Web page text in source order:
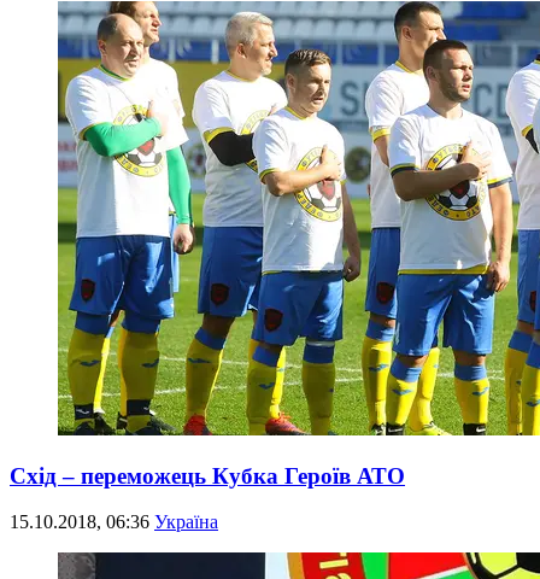
Схід – переможець Кубка Героїв АТО
15.10.2018, 06:36 Україна